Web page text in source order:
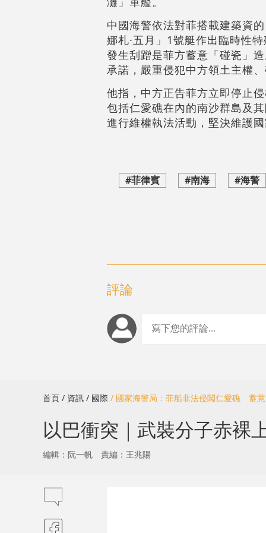
中國海警依法對菲搭載建築資
娜札·五月」1號艇作出臨時性
發生刮蹭是菲方蓄意「碰瓷」
承諾，嚴重侵犯中方領土主權
他指，中方正告菲方立即停止
包括仁愛礁在內的南沙群島及
進行維權執法活動，堅決維護
#菲律賓 #南海 #海警
評論
首頁 / 資訊 / 國際 / 國家海警局：菲船非法侵闖仁愛礁 蓄
以巴衝突｜武裝分子赤
編輯：阮一帆 責編：王兆陽